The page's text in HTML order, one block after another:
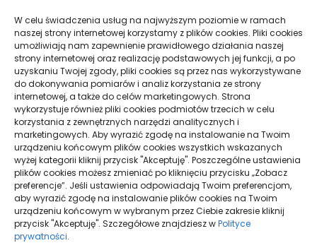
W celu świadczenia usług na najwyższym poziomie w ramach
naszej strony internetowej korzystamy z plików cookies. Pliki cookies
umożliwiają nam zapewnienie prawidłowego działania naszej
strony internetowej oraz realizację podstawowych jej funkcji, a po
uzyskaniu Twojej zgody, pliki cookies są przez nas wykorzystywane
do dokonywania pomiarów i analiz korzystania ze strony
internetowej, a także do celów marketingowych. Strona
wykorzystuje również pliki cookies podmiotów trzecich w celu
korzystania z zewnętrznych narzędzi analitycznych i
marketingowych. Aby wyrazić zgodę na instalowanie na Twoim
urządzeniu końcowym plików cookies wszystkich wskazanych
wyżej kategorii kliknij przycisk "Akceptuję". Poszczególne ustawienia
plików cookies możesz zmieniać po kliknięciu przycisku „Zobacz
preferencje”. Jeśli ustawienia odpowiadają Twoim preferencjom,
aby wyrazić zgodę na instalowanie plików cookies na Twoim
urządzeniu końcowym w wybranym przez Ciebie zakresie kliknij
przycisk "Akceptuję". Szczegółowe znajdziesz wPolityce
prywatności.
NA JAKIE ASPEKTY WARTO ZWRÓCIĆ UWAGĘ PRZY
WYBORZE FIZJOTERAPEUTY